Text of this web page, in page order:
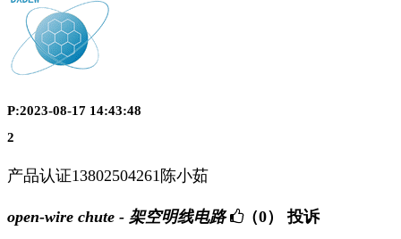
P:2023-08-17 14:43:48
2
产品认证13802504261陈小茹
open-wire chute - 架空明线电路 （0） 投诉